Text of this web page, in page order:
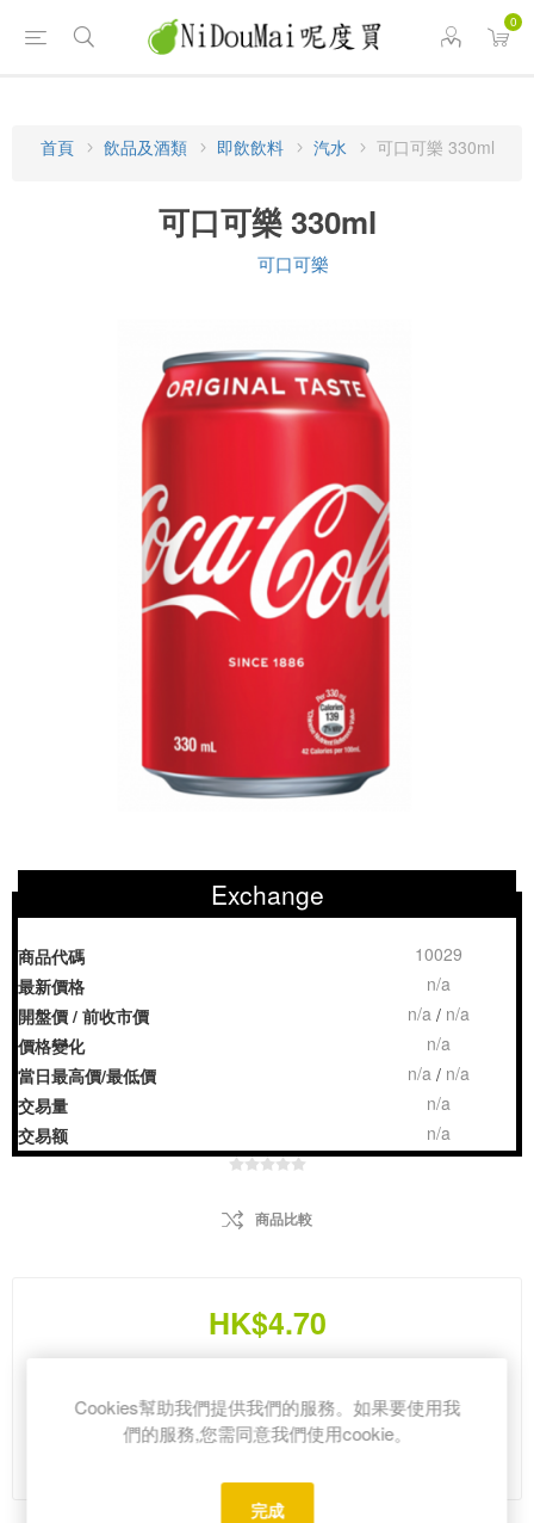
0
首頁 飲品及酒類 即飲飲料 汽水 可口可樂 330ml
可口可樂 330ml
可口可樂
Exchange
商品代碼
10029
最新價格
n/a
開盤價 / 前收市價
n/a / n/a
價格變化
n/a
當日最高價/最低價
n/a / n/a
交易量
n/a
交易额
n/a
商品比較
HK$4.70
Cookies幫助我們提供我們的服務。如果要使用我
們的服務,您需同意我們使用cookie。
完成